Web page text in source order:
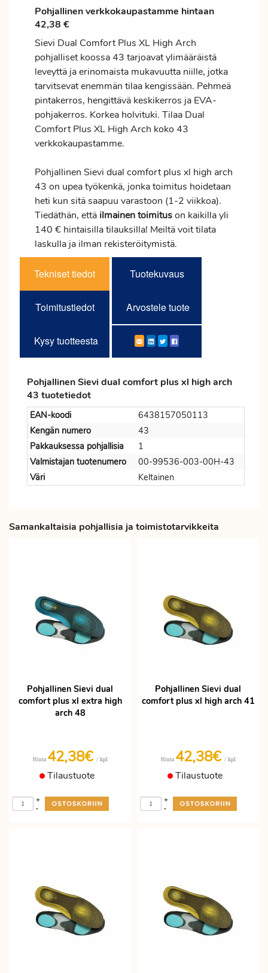
Pohjallinen verkkokaupastamme hintaan
42,38 €
Sievi Dual Comfort Plus XL High Arch
pohjalliset koossa 43 tarjoavat ylimääräistä
leveyttä ja erinomaista mukavuutta niille, jotka
tarvitsevat enemmän tilaa kengissään. Pehmeä
pintakerros, hengittävä keskikerros ja EVA-
pohjakerros. Korkea holvituki. Tilaa Dual
Comfort Plus XL High Arch koko 43
verkkokaupastamme.
Pohjallinen Sievi dual comfort plus xl high arch
43 on upea työkenkä, jonkatoimitus hoidetaan
heti kun sitä saapuu varastoon (1-2 viikkoa).
Tiedäthän, että ilmainentoimituson kaikilla yli
140 € hintaisilla tilauksilla! Meiltä voit tilata
laskulla ja ilman rekisteröitymistä.
Tekniset tiedot Tuotekuvaus
Toimitustiedot Arvostele tuote
Kysy tuotteesta
Pohjallinen Sievi dual comfort plus xl high arch
43 tuotetiedot
EAN-koodi
6438157050113
Kengän numero
43
Pakkauksessa pohjallisia
1
Valmistajan tuotenumero
00-99536-003-00H-43
Väri
Keltainen
Samankaltaisia pohjallisia ja toimistotarvikkeita
Pohjallinen Sievi dual
comfort plus xl extra high
arch 48
Hinta 42,38€ / kpl
Tilaustuote
-
+
Pohjallinen Sievi dual
comfort plus xl high arch 41
Hinta 42,38€ / kpl
Tilaustuote
-
+